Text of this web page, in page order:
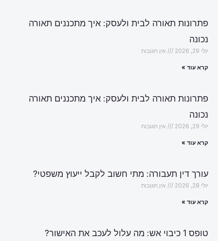
פתרונות תאורה לבית ולעסק: איך מתכננים תאורה
נכונה
יולי 29, 2026 אין תגובות
קרא עוד »
פתרונות תאורה לבית ולעסק: איך מתכננים תאורה
נכונה
יולי 29, 2026 אין תגובות
קרא עוד »
עורך דין תעבורה: מתי חשוב לקבל ייעוץ משפטי?
יולי 28, 2026 אין תגובות
קרא עוד »
טופס 1 כיבוי אש: מה עלול לעכב את האישור?